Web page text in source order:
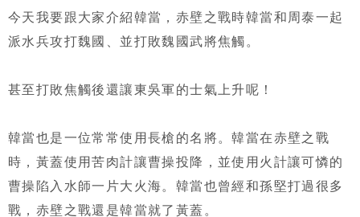
今天我要跟大家介紹韓當，赤壁之戰時韓當和周泰一起
派水兵攻打魏國、並打敗魏國武將焦觸。
甚至打敗焦觸後還讓東吳軍的士氣上升呢！
韓當也是一位常常使用長槍的名將。韓當在赤壁之戰
時，黃蓋使用苦肉計讓曹操投降，並使用火計讓可憐的
曹操陷入水師一片大火海。韓當也曾經和孫堅打過很多
戰，赤壁之戰還是韓當就了黃蓋。